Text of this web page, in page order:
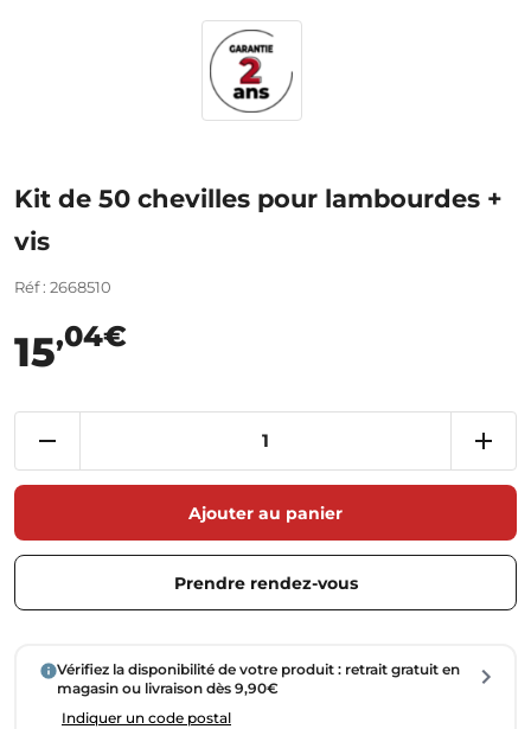
Kit de 50 chevilles pour lambourdes +
vis
Réf : 2668510
15,04€
Ajouter au panier
Prendre rendez-vous
Vérifiez la disponibilité de votre produit : retrait gratuit en
magasin ou livraison dès 9,90€
Indiquer un code postal